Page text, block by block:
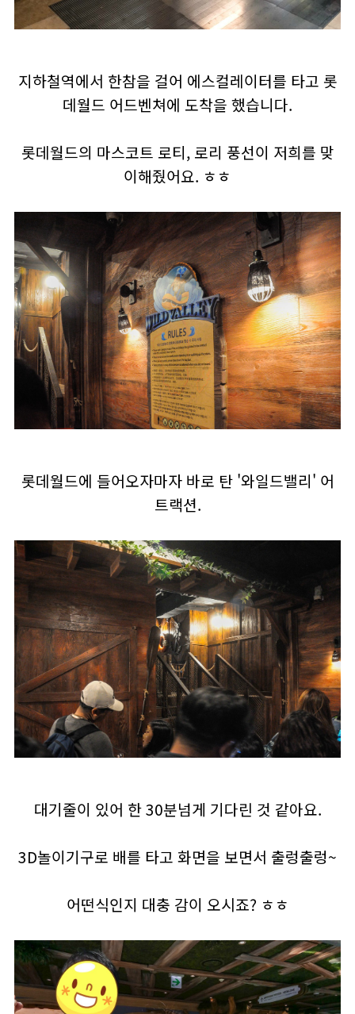
지하철역에서 한참을 걸어 에스컬레이터를 타고 롯
데월드 어드벤쳐에 도착을 했습니다.
롯데월드의 마스코트 로티, 로리 풍선이 저희를 맞
이해줬어요. ㅎㅎ
롯데월드에 들어오자마자 바로 탄 '와일드밸리' 어
트랙션.
대기줄이 있어 한 30분넘게 기다린 것 같아요.
3D놀이기구로 배를 타고 화면을 보면서 출렁출렁~
어떤식인지 대충 감이 오시죠? ㅎㅎ